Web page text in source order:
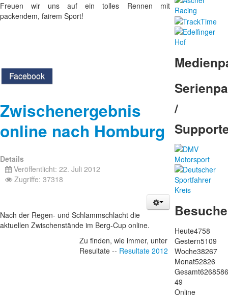
Freuen wir uns auf ein tolles Rennen mit
packendem, fairem Sport!
Facebook
Zwischenergebnis
online nach Homburg
Details
Veröffentlicht: 22. Juli 2012
Zugriffe: 37318
Nach der Regen- und Schlammschlacht die
aktuellen Zwischenstände im Berg-Cup online.
Zu finden, wie immer, unter
Resultate -- Resultate 2012
/
Heute4758
Gestern5109
Woche38267
Monat52826
Gesamt
49
Online